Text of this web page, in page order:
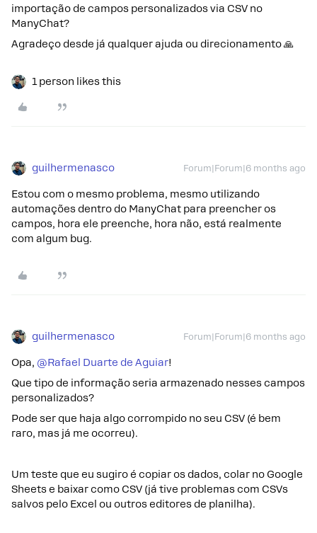
importação de campos personalizados via CSV no
ManyChat?
Agradeço desde já qualquer ajuda ou direcionamento 🙏
1 person likes this
guilhermenasco Forum|Forum|6 months ago
Estou com o mesmo problema, mesmo utilizando
automações dentro do ManyChat para preencher os
campos, hora ele preenche, hora não, está realmente
com algum bug.
guilhermenasco Forum|Forum|6 months ago
Opa, ​ @Rafael Duarte de Aguiar!
Que tipo de informação seria armazenado nesses campos
personalizados?
Pode ser que haja algo corrompido no seu CSV (é bem
raro, mas já me ocorreu).
Um teste que eu sugiro é copiar os dados, colar no Google
Sheets e baixar como CSV (já tive problemas com CSVs
salvos pelo Excel ou outros editores de planilha).